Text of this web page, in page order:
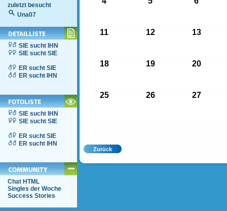
zuletzt besucht
Una07
SIE sucht IHN
SIE sucht SIE
ER sucht SIE
ER sucht IHN
SIE sucht IHN
SIE sucht SIE
ER sucht SIE
ER sucht IHN
Chat HTML
Singles der Woche
Success Stories
11 12 13
18 19 20
25 26 27